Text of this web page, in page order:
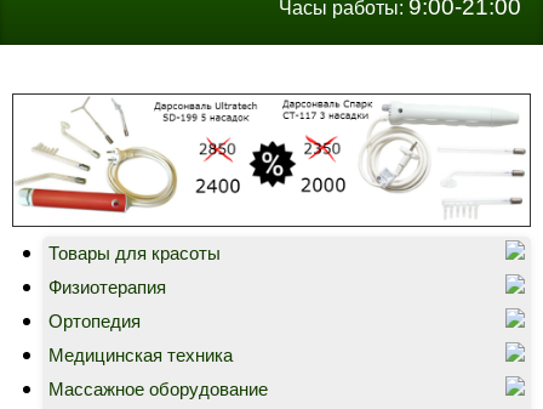
Часы работы: 9:00-21:00
Товары для красоты
Физиотерапия
Ортопедия
Медицинская техника
Массажное оборудование